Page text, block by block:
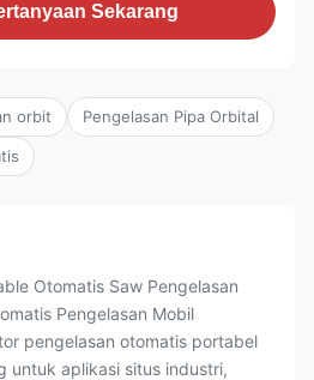
Sekarang
orbit Pengelasan Pipa Orbital
Otomatis Saw Pengelasan
Pengelasan Mobil
pengelasan otomatis portabel
untuk aplikasi situs industri,